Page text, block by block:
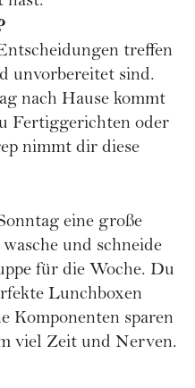
treffen
unvorbereitet sind.
nach Hause kommt
Fertiggerichten oder
nimmt dir diese
eine große
und schneide
für die Woche. Du
Lunchboxen
Komponenten sparen
viel Zeit und Nerven.